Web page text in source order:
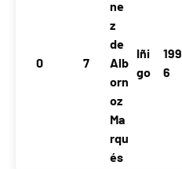
0 7
ne
z
de
Alb
orn
oz
Ma
rqu
és
Iñi
go
199
6